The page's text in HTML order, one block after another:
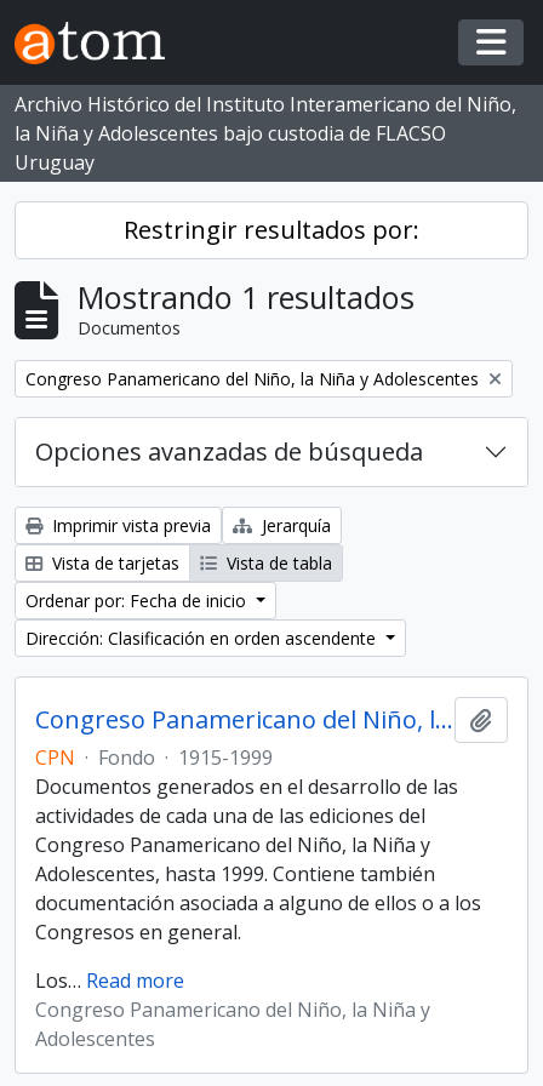
Skip to main content
Archivo Histórico del Instituto Interamericano del Niño,
la Niña y Adolescentes bajo custodia de FLACSO
Uruguay
Restringir resultados por:
Mostrando 1 resultados
Documentos
Eliminar filtro:
Congreso Panamericano del Niño, la Niña y Adolescentes
Opciones avanzadas de búsqueda
Imprimir vista previa
Jerarquía
Vista de tarjetas
Vista de tabla
Ordenar por: Fecha de inicio
Dirección: Clasificación en orden ascendente
Congreso Panamericano del Niño, la Niña y Adolescentes
CPN · Fondo · 1915-1999
Documentos generados en el desarrollo de las
actividades de cada una de las ediciones del
Congreso Panamericano del Niño, la Niña y
Adolescentes, hasta 1999. Contiene también
documentación asociada a alguno de ellos o a los
Congresos en general.
Los… Read more
Congreso Panamericano del Niño, la Niña y
Adolescentes